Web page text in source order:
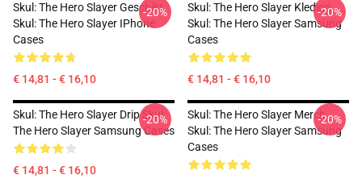
Skul: The Hero Slayer Geschikt
Skul: The Hero Slayer IPhone
Cases
€ 14,81 - € 16,10
-20%
Skul: The Hero Slayer Kleding
Skul: The Hero Slayer Samsung
Cases
€ 14,81 - € 16,10
-20%
Skul: The Hero Slayer Drip Skul:
The Hero Slayer Samsung Cases
€ 14,81 - € 16,10
-20%
Skul: The Hero Slayer Merch
Skul: The Hero Slayer Samsung
Cases
-20%